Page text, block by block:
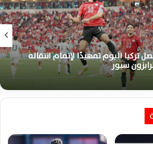
تركيا اليوم تمهيدًا لإتمام انتقاله
سبور